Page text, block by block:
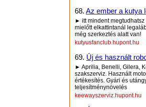
68. Az ember a kutya
► itt mindent
mielőtt elkattintanál
még szerkeztés alatt van!
kutyusfanclub.hupont.hu
69. Új és használt
► Aprilia, Benelli, Gilera,
szakszerviz. Használt
értékesítés. Gyári és
teljesítménynövelés
keewayszerviz.hupont.hu